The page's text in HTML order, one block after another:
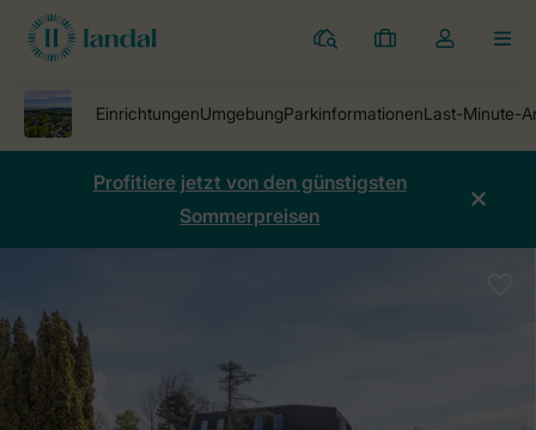
Ferienparks
Meine
Dropdown-
öffnen
Profitiere jetzt von den günstigsten
Sommerpreisen